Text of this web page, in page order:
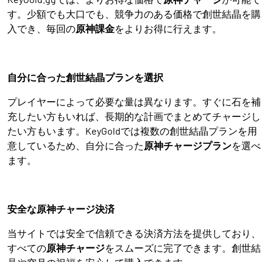
す。少額でも大口でも、競争力のある価格で創世結晶を購
入でき、毎回の原神課金をよりお得に行えます。
自分に合った創世結晶プランを選択
プレイヤーによって必要な量は異なります。すぐに石を補
充したい方もいれば、長期的な計画でまとめてチャージし
たい方もいます。KeyGoldでは複数の創世結晶プランを用
意しているため、自分に合った 原神チャージプランを選べ
ます。
安全な原神チャージ決済
当サイトでは安全で信頼できる決済方法を提供しており、
すべての原神チャージをスムーズに完了できます。創世結